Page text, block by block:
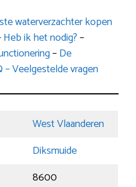
waterverzachter kopen
Heb ik het nodig?–
–De
– Veelgestelde vragen
West Vlaanderen
Diksmuide
8600